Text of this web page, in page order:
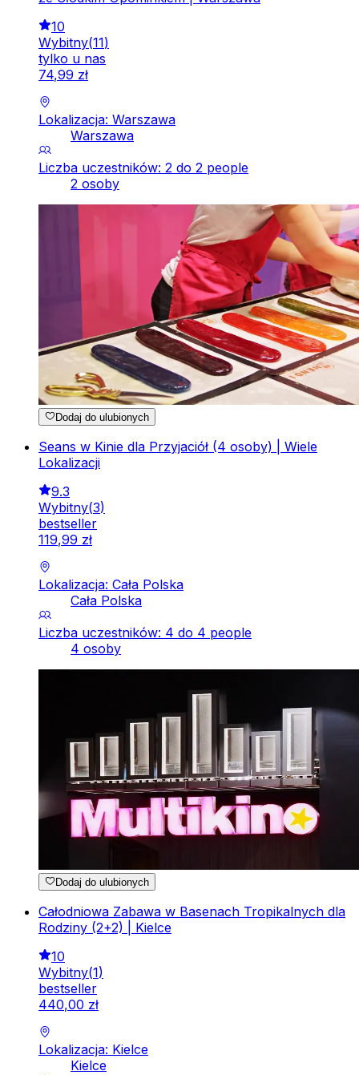
10
Wybitny(11)
tylko u nas
74,99 zł
Lokalizacja: Warszawa
Warszawa
Liczba uczestników: 2 do 2 people
2 osoby
Dodaj do ulubionych
Seans w Kinie dla Przyjaciół (4 osoby) | Wiele
Lokalizacji
9.3
Wybitny(3)
bestseller
119,99 zł
Lokalizacja: Cała Polska
Cała Polska
Liczba uczestników: 4 do 4 people
4 osoby
Dodaj do ulubionych
Całodniowa Zabawa w Basenach Tropikalnych dla
Rodziny (2+2) | Kielce
10
Wybitny(1)
bestseller
440,00 zł
Lokalizacja: Kielce
Kielce